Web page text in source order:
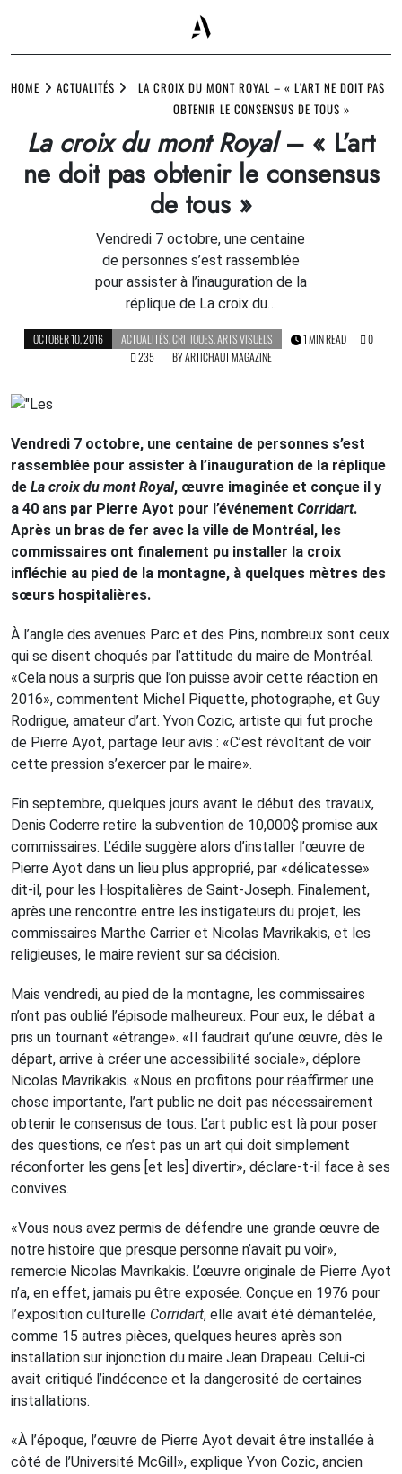
toHOME ACTUALITÉS
LA CROIX DU MONT ROYAL – « L’ART NE DOIT PAS
OBTENIR LE CONSENSUS DE TOUS »
La croix du mont Royal– « L’art
ne doit pas obtenir le consensus
de tous »
Vendredi 7 octobre, une centaine
de personnes s’est rassemblée
pour assister à l’inauguration de la
réplique de La croix du…
OCTOBER 10, 2016 ACTUALITÉS CRITIQUES ARTS VISUELS
BYARTICHAUT MAGAZINE
1 MIN READ
0
235
Vendredi 7 octobre, une centaine de personnes s’est
rassemblée pour assister à l’inauguration de la réplique
de La croix du mont Royal, œuvre imaginée et conçue il y
a 40 ans par Pierre Ayot pour l’événement Corridart.
Après un bras de fer avec la ville de Montréal, les
commissaires ont finalement pu installer la croix
infléchie au pied de la montagne, à quelques mètres des
sœurs hospitalières.
À l’angle des avenues Parc et des Pins, nombreux sont ceux
qui se disent choqués par l’attitude du maire de Montréal.
«Cela nous a surpris que l’on puisse avoir cette réaction en
2016», commentent Michel Piquette, photographe, et Guy
Rodrigue, amateur d’art. Yvon Cozic, artiste qui fut proche
de Pierre Ayot, partage leur avis : «C’est révoltant de voir
cette pression s’exercer par le maire».
Fin septembre, quelques jours avant le début des travaux,
Denis Coderre retire la subvention de 10,000$ promise aux
commissaires. L’édile suggère alors d’installer l’œuvre de
Pierre Ayot dans un lieu plus approprié, par «délicatesse»
dit-il, pour les Hospitalières de Saint-Joseph. Finalement,
après une rencontre entre les instigateurs du projet, les
commissaires Marthe Carrier et Nicolas Mavrikakis, et les
religieuses, le maire revient sur sa décision.
Mais vendredi, au pied de la montagne, les commissaires
n’ont pas oublié l’épisode malheureux. Pour eux, le débat a
pris un tournant «étrange». «Il faudrait qu’une œuvre, dès le
départ, arrive à créer une accessibilité sociale», déplore
Nicolas Mavrikakis. «Nous en profitons pour réaffirmer une
chose importante, l’art public ne doit pas nécessairement
obtenir le consensus de tous. L’art public est là pour poser
des questions, ce n’est pas un art qui doit simplement
réconforter les gens [et les] divertir», déclare-t-il face à ses
convives.
«Vous nous avez permis de défendre une grande œuvre de
notre histoire que presque personne n’avait pu voir»,
remercie Nicolas Mavrikakis. L’œuvre originale de Pierre Ayot
n’a, en effet, jamais pu être exposée. Conçue en 1976 pour
l’exposition culturelle Corridart, elle avait été démantelée,
comme 15 autres pièces, quelques heures après son
installation sur injonction du maire Jean Drapeau. Celui-ci
avait critiqué l’indécence et la dangerosité de certaines
installations.
«À l’époque, l’œuvre de Pierre Ayot devait être installée à
côté de l’Université McGill», explique Yvon Cozic, ancien